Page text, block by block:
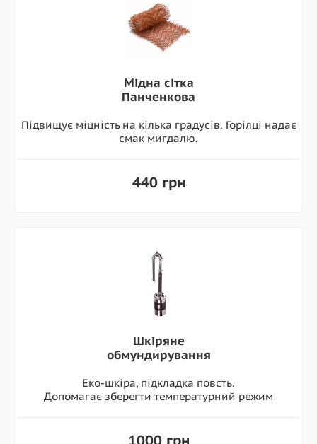
Мідна сітка
Панченкова
Підвищує міцність на кілька градусів. Горілці надає
смак мигдалю.
440 грн
Шкіряне
обмундирування
Еко-шкіра, підкладка повсть.
Допомагає зберегти температурний режим